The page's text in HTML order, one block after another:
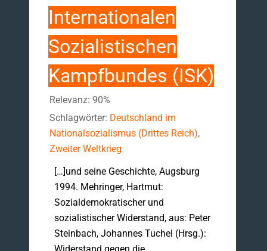
Internationalen
Sozialistischen
Kampfbundes (ISK)
Relevanz: 90%
Schlagwörter: Deutschland im
Nationalsozialismus (Drittes Reich),
Zweiter Weltkrieg
[…]und seine Geschichte, Augsburg
1994. Mehringer, Hartmut:
Sozialdemokratischer und
sozialistischer Widerstand, aus: Peter
Steinbach, Johannes Tuchel (Hrsg.):